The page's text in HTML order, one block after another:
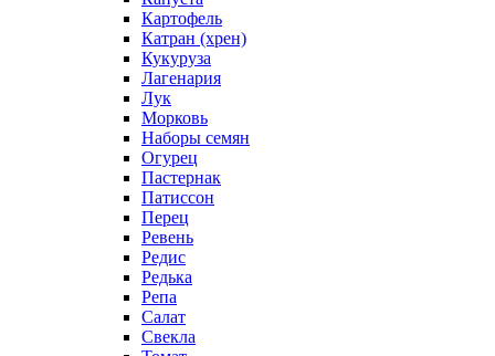
Картофель
Катран (хрен)
Кукуруза
Лагенария
Лук
Морковь
Наборы семян
Огурец
Пастернак
Патиссон
Перец
Ревень
Редис
Редька
Репа
Салат
Свекла